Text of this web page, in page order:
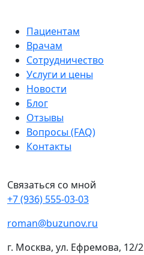
Пациентам
Врачам
Сотрудничество
Услуги и цены
Новости
Блог
Отзывы
Вопросы (FAQ)
Контакты
Связаться со мной
+7 (936) 555-03-03
roman@buzunov.ru
г. Москва, ул. Ефремова, 12/2